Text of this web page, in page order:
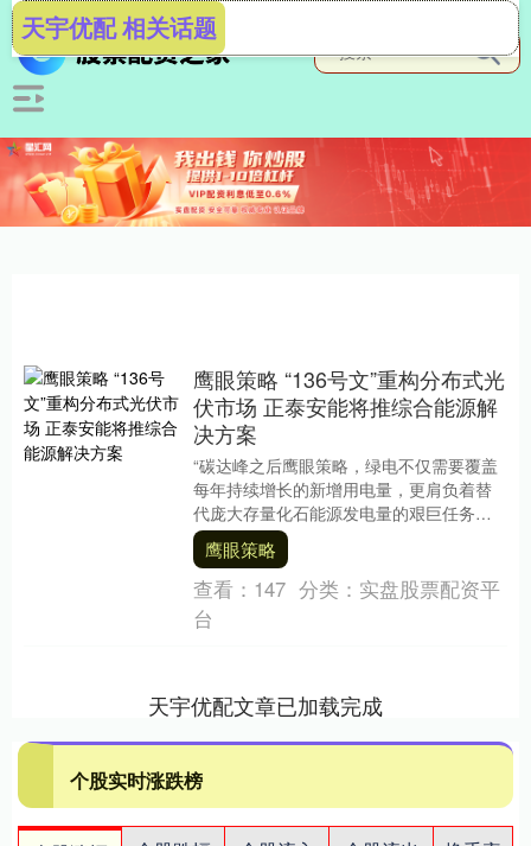
天宇优配 相关话题
鹰眼策略 “136号文”重构分布式光
伏市场 正泰安能将推综合能源解
决方案
“碳达峰之后鹰眼策略，绿电不仅需要覆盖
每年持续增长的新增用电量，更肩负着替
代庞大存量化石能源发电量的艰巨任务。
当前的清洁能源装机量远不足以支撑这一
目标，行业发展....
鹰眼策略
查看： 147 分类： 实盘股票配资平
台
天宇优配文章已加载完成
个股实时涨跌榜